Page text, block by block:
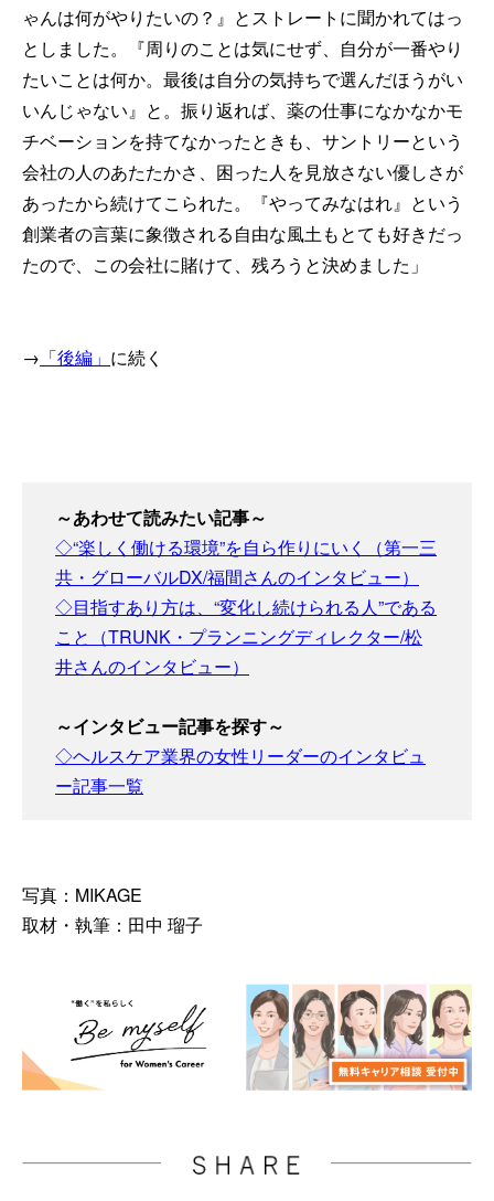
ゃんは何がやりたいの？』とストレートに聞かれてはっ
としました。『周りのことは気にせず、自分が一番やり
たいことは何か。最後は自分の気持ちで選んだほうがい
いんじゃない』と。振り返れば、薬の仕事になかなかモ
チベーションを持てなかったときも、サントリーという
会社の人のあたたかさ、困った人を見放さない優しさが
あったから続けてこられた。『やってみなはれ』という
創業者の言葉に象徴される自由な風土もとても好きだっ
たので、この会社に賭けて、残ろうと決めました」
→ 「後編」 に続く
～あわせて読みたい記事～
◇“楽しく働ける環境”を自ら作りにいく（第一三
共・グローバルDX/福間さんのインタビュー）
◇目指すあり方は、“変化し続けられる人”である
こと（TRUNK・プランニングディレクター/松
井さんのインタビュー）
～インタビュー記事を探す～
◇ヘルスケア業界の女性リーダーのインタビュ
ー記事一覧
写真：MIKAGE
取材・執筆：田中 瑠子